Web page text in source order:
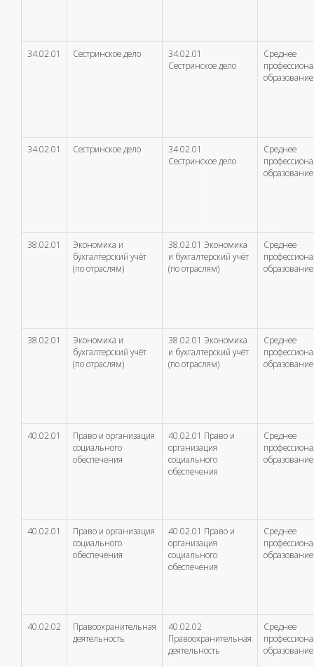
34.02.01 Сестринское дело
34.02.01
Сестринское дело
Среднее
образование
34.02.01 Сестринское дело
34.02.01
Сестринское дело
Среднее
образование
38.02.01
Экономика и
бухгалтерский учёт
(по отраслям)
38.02.01 Экономика
и бухгалтерский учёт
(по отраслям)
Среднее
образование
38.02.01
Экономика и
бухгалтерский учёт
(по отраслям)
38.02.01 Экономика
и бухгалтерский учёт
(по отраслям)
Среднее
образование
40.02.01
Право и организация
социального
обеспечения
40.02.01 Право и
организация
социального
обеспечения
Среднее
образование
40.02.01
Право и организация
социального
обеспечения
40.02.01 Право и
организация
социального
обеспечения
Среднее
образование
40.02.02
Правоохранительная
деятельность
40.02.02
Правоохранительная
деятельность
Среднее
образование